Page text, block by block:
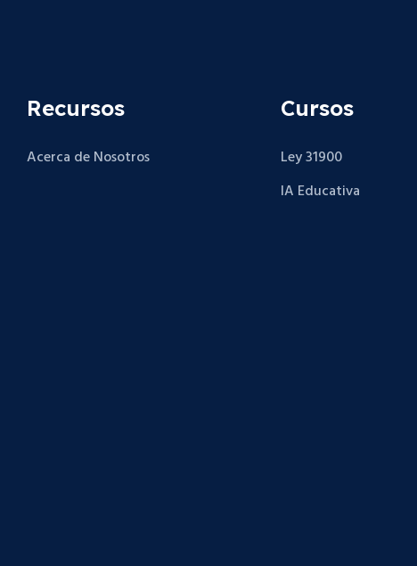
Recursos
Acerca de Nosotros
Cursos
Ley 31900
IA Educativa